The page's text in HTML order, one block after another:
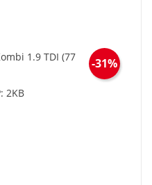
1.9 TDI (77
2KB
-31%